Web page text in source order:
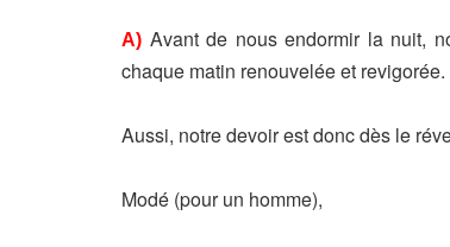
A) Avant de nous endormir la nuit,
chaque matin renouvelée et revigorée.
Aussi, notre devoir est donc dès le
Modé (pour un homme),